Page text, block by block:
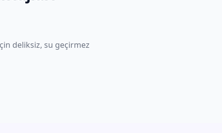
deliksiz, su geçirmez